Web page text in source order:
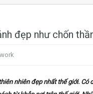
đẹp như chốn
nhiên đẹp nhất thế giới. Có